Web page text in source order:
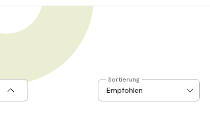
Sortierung